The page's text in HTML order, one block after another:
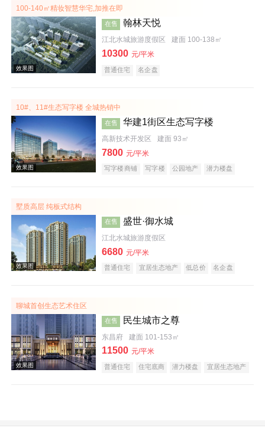
效果图
100-140㎡精妆智慧华宅,加推在即
在售 翰林天悦
江北水城旅游度假区 建面 100-138㎡
10300 元/平米
普通住宅 名企盘
10#、11#生态写字楼 全城热销中
在售 华建1街区生态写字楼
高新技术开发区 建面 93㎡
7800 元/平米
写字楼商铺 写字楼 公园地产
潜力楼盘
墅质高层 纯板式结构
在售 盛世·御水城
江北水城旅游度假区
6680 元/平米
普通住宅 宜居生态地产 低总价
名企盘
聊城首创生态艺术住区
在售 民生城市之尊
东昌府 建面 101-153㎡
11500 元/平米
普通住宅 住宅底商 潜力楼盘
宜居生态地产